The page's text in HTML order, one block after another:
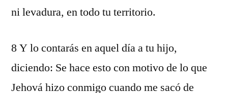
ni levadura, en todo tu territorio.
8 Y lo contarás en aquel día a tu hijo,
diciendo: Se hace esto con motivo de lo que
Jehová hizo conmigo cuando me sacó de